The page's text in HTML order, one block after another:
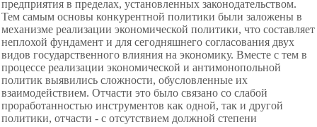
предприятия в пределах, установленных законодательством.
Тем самым основы конкурентной политики были заложены в
механизме реализации экономической политики, что составляет
неплохой фундамент и для сегодняшнего согласования двух
видов государственного влияния на экономику. Вместе с тем в
процессе реализации экономической и антимонопольной
политик выявились сложности, обусловленные их
взаимодействием. Отчасти это было связано со слабой
проработанностью инструментов как одной, так и другой
политики, отчасти - с отсутствием должной степени